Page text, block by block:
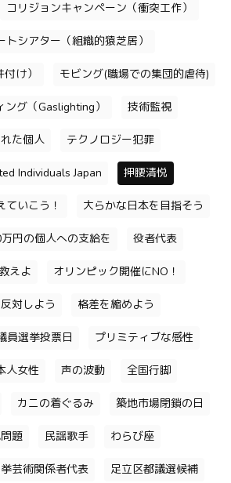
コリジョンキャンペーン（衝突工作）
トシアター（組織的猿芝居）
け） モビング(職場での集団的虐待)
ング（Gaslighting） 技術監視
た個人 テクノロジー犯罪
Individuals Japan 押腰清悦
ていこう！ 大らかな日本を目指そう
円の個人への支給を 役者代表
えよ オリンピック開催にNO！
対しよう 格差を縮めよう
員選挙投票日 プリミティブな感性
人女性 声の波動 全国行脚
カニの着ぐるみ 築地市場閉鎖の日
題 民謡歌手 わらび座
芸術関係者代表 足立区都議選候補